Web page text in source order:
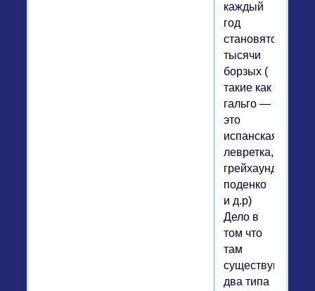
каждый
год
становятся
тысячи
борзых (
такие как
гальго —
это
испанская
левретка,
грейхаунд,
поденко
и д.р)
Дело в
том что
там
существуют
два типа